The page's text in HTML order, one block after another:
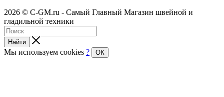
2026 © C-GM.ru - Самый Главный Магазин швейной и
гладильной техники
Найти
Мы используем cookies ? ОК